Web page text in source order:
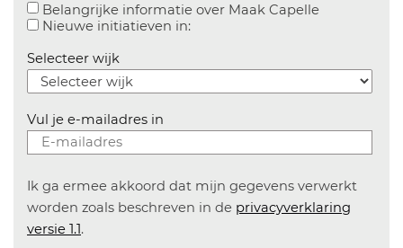
Belangrijke informatie over Maak CapelleAanvinken
Nieuwe initiatieven in:Aanvinken om informatie over
Selecteer wijk
Vul je e-mailadres in
Ik ga ermee akkoord dat mijn gegevens verwerkt
worden zoals beschreven in de privacyverklaring
versie 1.1.